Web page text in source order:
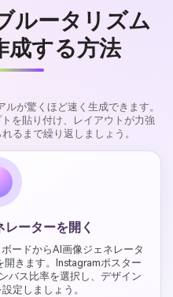
ルータリズム
成する方法
が驚くほど速く生成できます。
を貼り付け、レイアウトが力強
るまで繰り返しましょう。
ーターを開く
ードからAI画像ジェネレータ
きます。Instagramポスター
バス比率を選択し、デザイン
定しましょう。